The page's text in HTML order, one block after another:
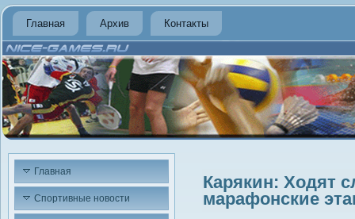
Главная Архив Контакты
Главная
Спортивные новости
Карякин: Ходят
марафонские